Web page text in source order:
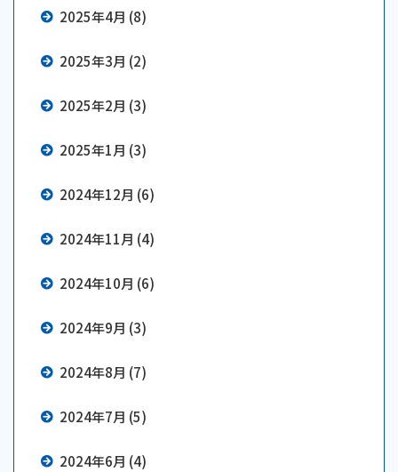
2025年4月 (8)
2025年3月 (2)
2025年2月 (3)
2025年1月 (3)
2024年12月 (6)
2024年11月 (4)
2024年10月 (6)
2024年9月 (3)
2024年8月 (7)
2024年7月 (5)
2024年6月 (4)